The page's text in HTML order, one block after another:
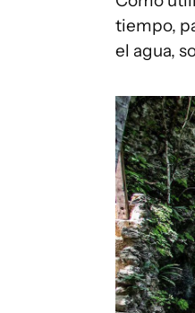
tiempo,
el agua,